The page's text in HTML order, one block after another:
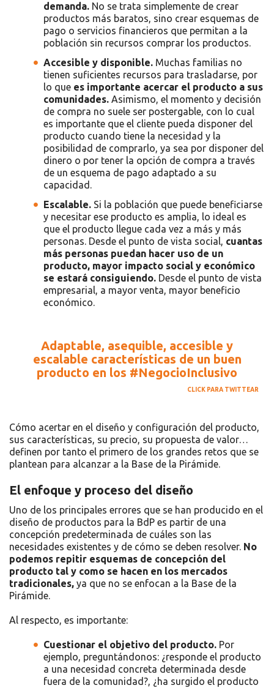
demanda. No se trata simplemente de crear
productos más baratos, sino crear esquemas de
pago o servicios financieros que permitan a la
población sin recursos comprar los productos.
Accesible y disponible. Muchas familias no
tienen suficientes recursos para trasladarse, por
lo que es importante acercar el producto a sus
comunidades. Asimismo, el momento y decisión
de compra no suele ser postergable, con lo cual
es importante que el cliente pueda disponer del
producto cuando tiene la necesidad y la
posibilidad de comprarlo, ya sea por disponer del
dinero o por tener la opción de compra a través
de un esquema de pago adaptado a su
capacidad.
Escalable. Si la población que puede beneficiarse
y necesitar ese producto es amplia, lo ideal es
que el producto llegue cada vez a más y más
personas. Desde el punto de vista social, cuantas
más personas puedan hacer uso de un
producto, mayor impacto social y económico
se estará consiguiendo. Desde el punto de vista
empresarial, a mayor venta, mayor beneficio
económico.
Adaptable, asequible, accesible y
escalable características de un buen
producto en los #NegocioInclusivo
CLICK PARA TWITTEAR
Cómo acertar en el diseño y configuración del producto,
sus características, su precio, su propuesta de valor…
definen por tanto el primero de los grandes retos que se
plantean para alcanzar a la Base de la Pirámide.
El enfoque y proceso del diseño
Uno de los principales errores que se han producido en el
diseño de productos para la BdP es partir de una
concepción predeterminada de cuáles son las
necesidades existentes y de cómo se deben resolver. No
podemos repitir esquemas de concepción del
producto tal y como se hacen en los mercados
tradicionales, ya que no se enfocan a la Base de la
Pirámide.
Al respecto, es importante:
Cuestionar el objetivo del producto. Por
ejemplo, preguntándonos: ¿responde el producto
a una necesidad concreta determinada desde
fuera de la comunidad?, ¿ha surgido el producto